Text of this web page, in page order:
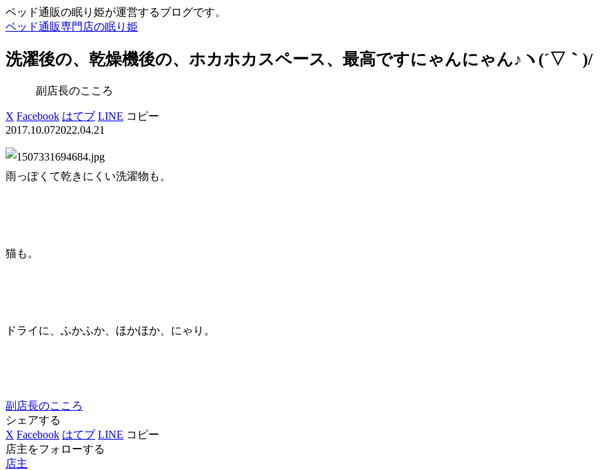
ベッド通販の眠り姫が運営するブログです。
ベッド通販専門店の眠り姫
洗濯後の、乾燥機後の、ホカホカスペース、最高ですにゃんにゃん♪ヽ(´▽｀)/
副店長のこころ
X Facebook はてブ LINE コピー
2017.10.072022.04.21
雨っぽくて乾きにくい洗濯物も。
猫も。
ドライに、ふかふか、ほかほか、にゃり。
副店長のこころ
シェアする
X Facebook はてブ LINE コピー
店主をフォローする
店主